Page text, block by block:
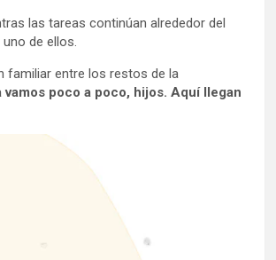
las tareas continúan alrededor del
de ellos.
familiar entre los restos de la
vamos poco a poco, hijos. Aquí llegan